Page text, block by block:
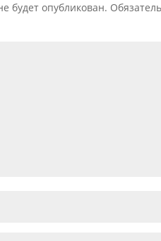
будет опубликован.